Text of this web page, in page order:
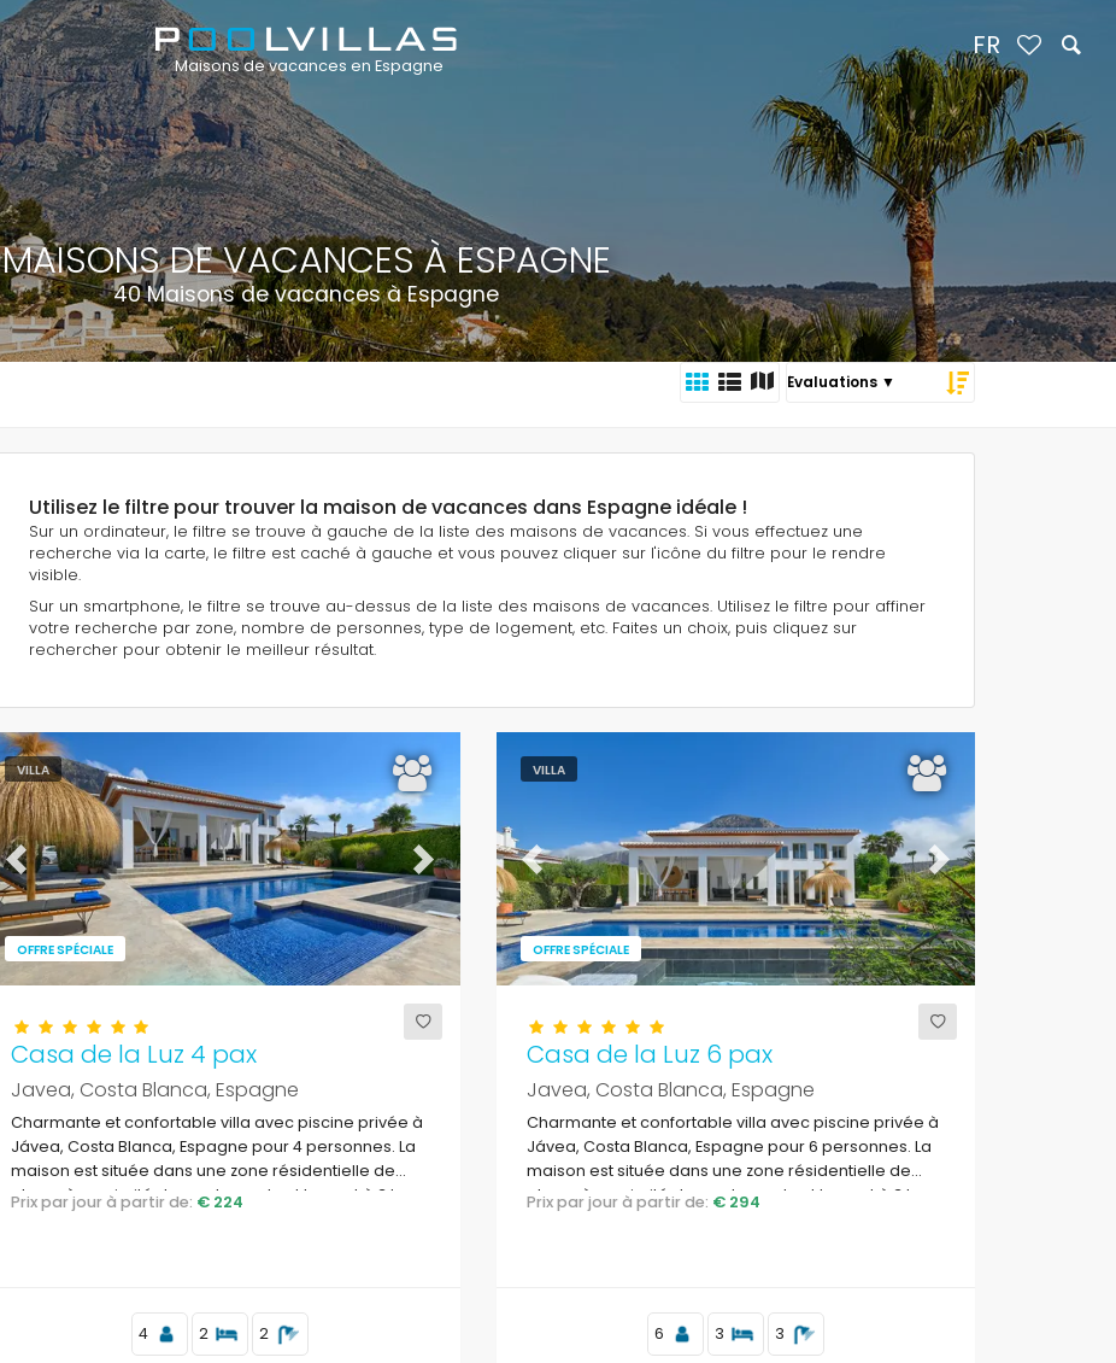
MAISONS DE VACANCES À ESPAGNE
40 Maisons de vacances à Espagne
Utilisez le filtre pour trouver la maison de vacances dans Espagne idéale !
Sur un ordinateur, le filtre se trouve à gauche de la liste des maisons de vacances. Si vous effectuez une
recherche via la carte, le filtre est caché à gauche et vous pouvez cliquer sur l'icône du filtre pour le rendre
visible.
Sur un smartphone, le filtre se trouve au-dessus de la liste des maisons de vacances. Utilisez le filtre pour affiner
votre recherche par zone, nombre de personnes, type de logement, etc. Faites un choix, puis cliquez sur
rechercher pour obtenir le meilleur résultat.
VILLA
OFFRE SPÉCIALE
Previous Next
Casa de la Luz 4 pax
Javea, Costa Blanca, Espagne
Charmante et confortable villa avec piscine privée à
Jávea, Costa Blanca, Espagne pour 4 personnes. La
maison est située dans une zone résidentielle de
plage, à proximité des restaurants et bars et à 3 km
Prix par jour à partir de: € 224
4 2 2
VILLA
OFFRE SPÉCIALE
Previous Next
Casa de la Luz 6 pax
Javea, Costa Blanca, Espagne
Charmante et confortable villa avec piscine privée à
Jávea, Costa Blanca, Espagne pour 6 personnes. La
maison est située dans une zone résidentielle de
plage, à proximité des restaurants et bars et à 3 km
Prix par jour à partir de: € 294
6 3 3
Maisons de vacances en Espagne
FR